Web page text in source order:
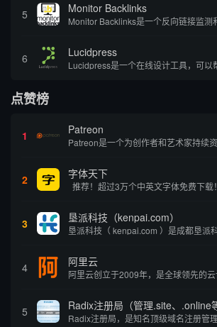
5 Monitor Backlinks
6 Lucidpress
点赞榜
1 Patreon
2 字体天下
推荐！超过3万个中英文字体免费下载！
3 垦派科技（kenpai.com）
4 阿里云
5